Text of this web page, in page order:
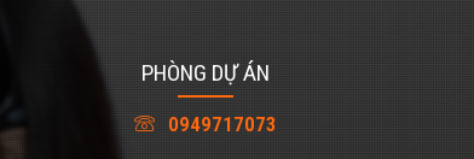
PHÒNG DỰ ÁN
0949717073